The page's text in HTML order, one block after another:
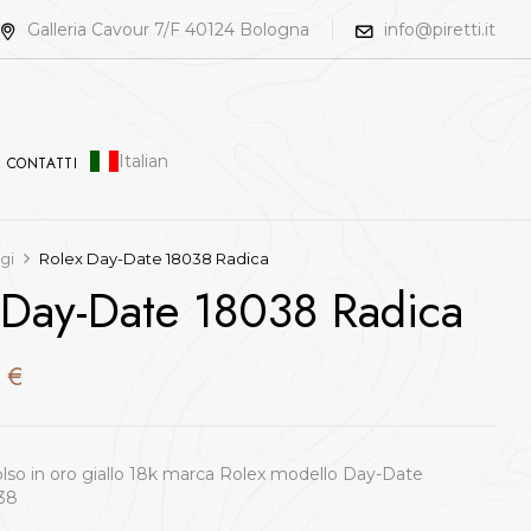
Galleria Cavour 7/F 40124 Bologna info@piretti.it
CONTATTI Italian
Rolex Day-Date 18038 Radica
Date 18038 Radica
€
in oro giallo 18k marca Rolex modello Day-Date